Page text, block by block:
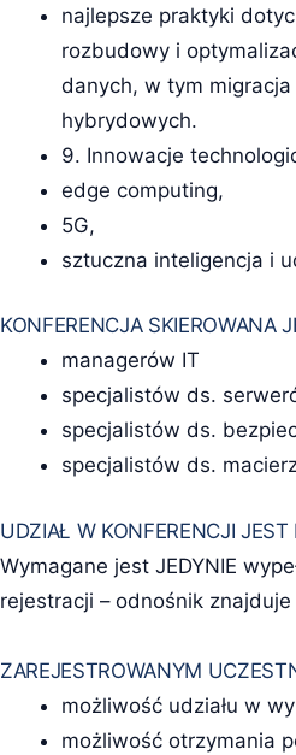
najlepsze praktyki
rozbudowy i
danych, w tym
hybrydowych.
9. Innowacje
edge computing,
5G,
sztuczna inteligencja i
KONFERENCJA SKIEROWANA
managerów IT
specjalistów ds.
specjalistów ds.
specjalistów ds.
UDZIAŁ W KONFERENCJI
Wymagane jest JEDYNIE
rejestracji – odnośnik
ZAREJESTROWANYM
możliwość udziału w
możliwość otrzymania